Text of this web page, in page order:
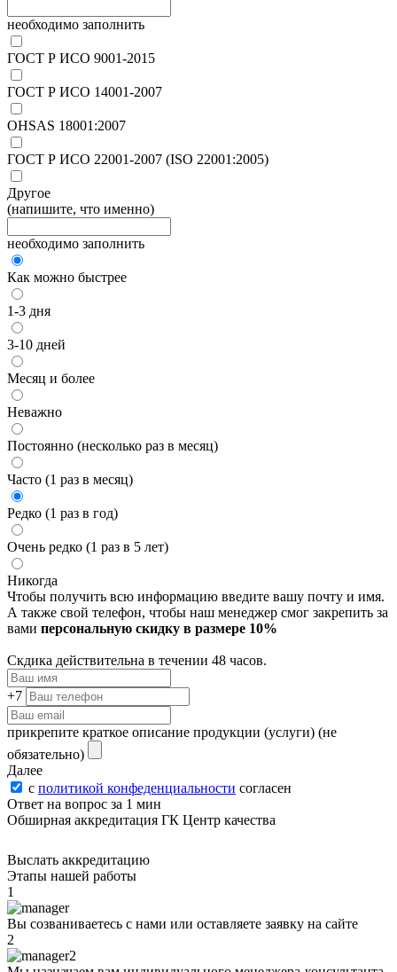
необходимо заполнить
ГОСТ Р ИСО 9001-2015
ГОСТ Р ИСО 14001-2007
OHSAS 18001:2007
ГОСТ Р ИСО 22001-2007 (ISO 22001:2005)
Другое
(напишите, что именно)
необходимо заполнить
Как можно быстрее
1-3 дня
3-10 дней
Месяц и более
Неважно
Постоянно (несколько раз в месяц)
Часто (1 раз в месяц)
Редко (1 раз в год)
Очень редко (1 раз в 5 лет)
Никогда
Чтобы получить всю информацию введите вашу почту и имя.
А также свой телефон, чтобы наш менеджер смог закрепить за
вами персональную скидку в размере 10%
Скдика действительна в течении 48 часов.
+7
прикрепите краткое описание продукции (услуги) (не
обязательно)
Далее
с политикой конфеденциальности согласен
Ответ на вопрос за 1 мин
Обширная аккредитация ГК Центр качества
Выслать аккредитацию
Этапы нашей работы
1
Вы созваниваетесь с нами или оставляете заявку на сайте
2